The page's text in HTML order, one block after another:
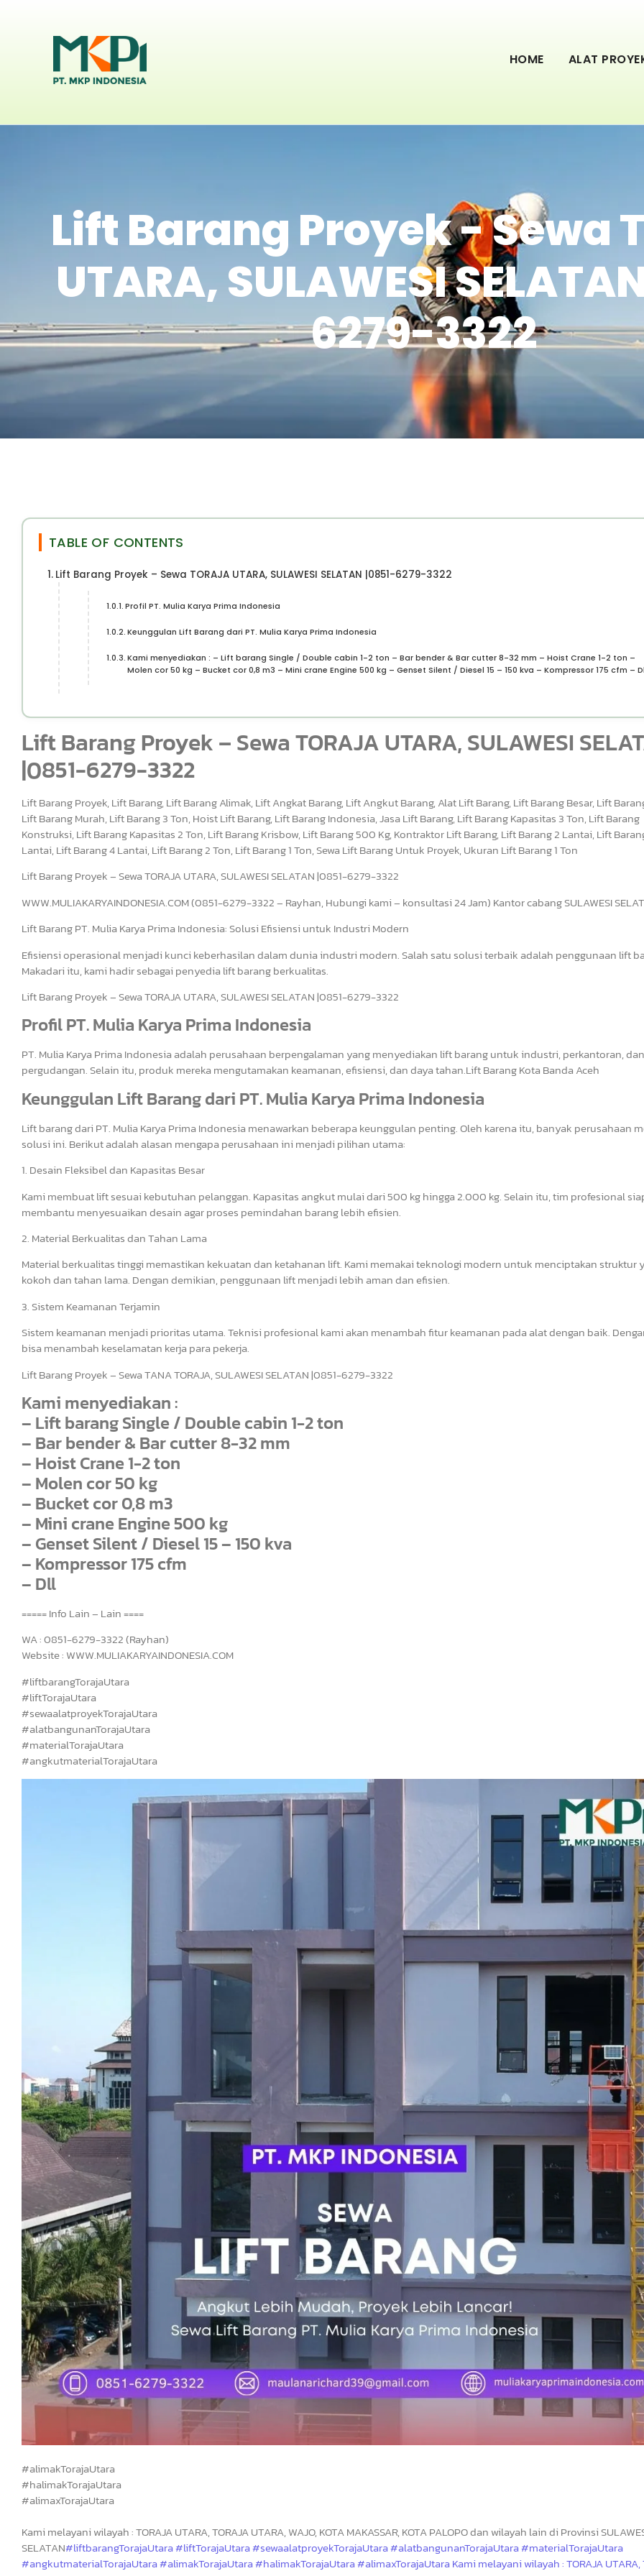
HOME ALAT
Lift Barang Proyek - Sewa
UTARA, SULAWESI
6279-3322
TABLE OF CONTENTS
Lift Barang Proyek – Sewa TORAJA UTARA, SULAWESI SELATAN |0851-6279-3322
Profil PT. Mulia Karya Prima Indonesia
Keunggulan Lift Barang dari PT. Mulia Karya Prima Indonesia
Kami menyediakan : – Lift barang Single / Double cabin 1-2 ton – Bar bender & Bar cutter 8-32 mm – Hoist Crane 1-2 ton –
Molen cor 50 kg – Bucket cor 0,8 m3 – Mini crane Engine 500 kg – Genset Silent / Diesel 15 – 150 kva – Kompressor 175 cfm –
Lift Barang Proyek – Sewa TORAJA UTARA, SULAWESI
|0851-6279-3322
Lift Barang Proyek, Lift Barang, Lift Barang Alimak, Lift Angkat Barang, Lift Angkut Barang, Alat Lift Barang, Lift Barang Besar, Lift
Lift Barang Murah, Lift Barang 3 Ton, Hoist Lift Barang, Lift Barang Indonesia, Jasa Lift Barang, Lift Barang Kapasitas 3 Ton, Lift Barang
Konstruksi, Lift Barang Kapasitas 2 Ton, Lift Barang Krisbow, Lift Barang 500 Kg, Kontraktor Lift Barang, Lift Barang 2 Lantai, Lift
Lantai, Lift Barang 4 Lantai, Lift Barang 2 Ton, Lift Barang 1 Ton, Sewa Lift Barang Untuk Proyek, Ukuran Lift Barang 1 Ton
Lift Barang Proyek – Sewa TORAJA UTARA, SULAWESI SELATAN |0851-6279-3322
WWW.MULIAKARYAINDONESIA.COM (0851-6279-3322 – Rayhan, Hubungi kami – konsultasi 24 Jam) Kantor cabang SULAWESI
Lift Barang PT. Mulia Karya Prima Indonesia: Solusi Efisiensi untuk Industri Modern
Efisiensi operasional menjadi kunci keberhasilan dalam dunia industri modern. Salah satu solusi terbaik adalah penggunaan lift
Makadari itu, kami hadir sebagai penyedia lift barang berkualitas.
Lift Barang Proyek – Sewa TORAJA UTARA, SULAWESI SELATAN |0851-6279-3322
Profil PT. Mulia Karya Prima Indonesia
PT. Mulia Karya Prima Indonesia adalah perusahaan berpengalaman yang menyediakan lift barang untuk industri, perkantoran, dan
pergudangan. Selain itu, produk mereka mengutamakan keamanan, efisiensi, dan daya tahan.Lift Barang Kota Banda Aceh
Keunggulan Lift Barang dari PT. Mulia Karya Prima Indonesia
Lift barang dari PT. Mulia Karya Prima Indonesia menawarkan beberapa keunggulan penting. Oleh karena itu, banyak perusahaan
solusi ini. Berikut adalah alasan mengapa perusahaan ini menjadi pilihan utama:
1. Desain Fleksibel dan Kapasitas Besar
Kami membuat lift sesuai kebutuhan pelanggan. Kapasitas angkut mulai dari 500 kg hingga 2.000 kg. Selain itu, tim profesional
membantu menyesuaikan desain agar proses pemindahan barang lebih efisien.
2. Material Berkualitas dan Tahan Lama
Material berkualitas tinggi memastikan kekuatan dan ketahanan lift. Kami memakai teknologi modern untuk menciptakan struktur
kokoh dan tahan lama. Dengan demikian, penggunaan lift menjadi lebih aman dan efisien.
3. Sistem Keamanan Terjamin
Sistem keamanan menjadi prioritas utama. Teknisi profesional kami akan menambah fitur keamanan pada alat dengan baik.
bisa menambah keselamatan kerja para pekerja.
Lift Barang Proyek – Sewa TANA TORAJA, SULAWESI SELATAN |0851-6279-3322
Kami menyediakan :
– Lift barang Single / Double cabin 1-2 ton
– Bar bender & Bar cutter 8-32 mm
– Hoist Crane 1-2 ton
– Molen cor 50 kg
– Bucket cor 0,8 m3
– Mini crane Engine 500 kg
– Genset Silent / Diesel 15 – 150 kva
– Kompressor 175 cfm
– Dll
===== Info Lain – Lain ====
WA : 0851-6279-3322 (Rayhan)
Website : WWW.MULIAKARYAINDONESIA.COM
#liftbarangTorajaUtara
#liftTorajaUtara
#sewaalatproyekTorajaUtara
#alatbangunanTorajaUtara
#materialTorajaUtara
#angkutmaterialTorajaUtara
#alimakTorajaUtara
#halimakTorajaUtara
#alimaxTorajaUtara
Kami melayani wilayah : TORAJA UTARA, TORAJA UTARA, WAJO, KOTA MAKASSAR, KOTA PALOPO dan wilayah lain di Provinsi
SELATAN#liftbarangTorajaUtara #liftTorajaUtara #sewaalatproyekTorajaUtara #alatbangunanTorajaUtara #materialTorajaUtara
#angkutmaterialTorajaUtara #alimakTorajaUtara #halimakTorajaUtara #alimaxTorajaUtara Kami melayani wilayah : TORAJA UTARA,